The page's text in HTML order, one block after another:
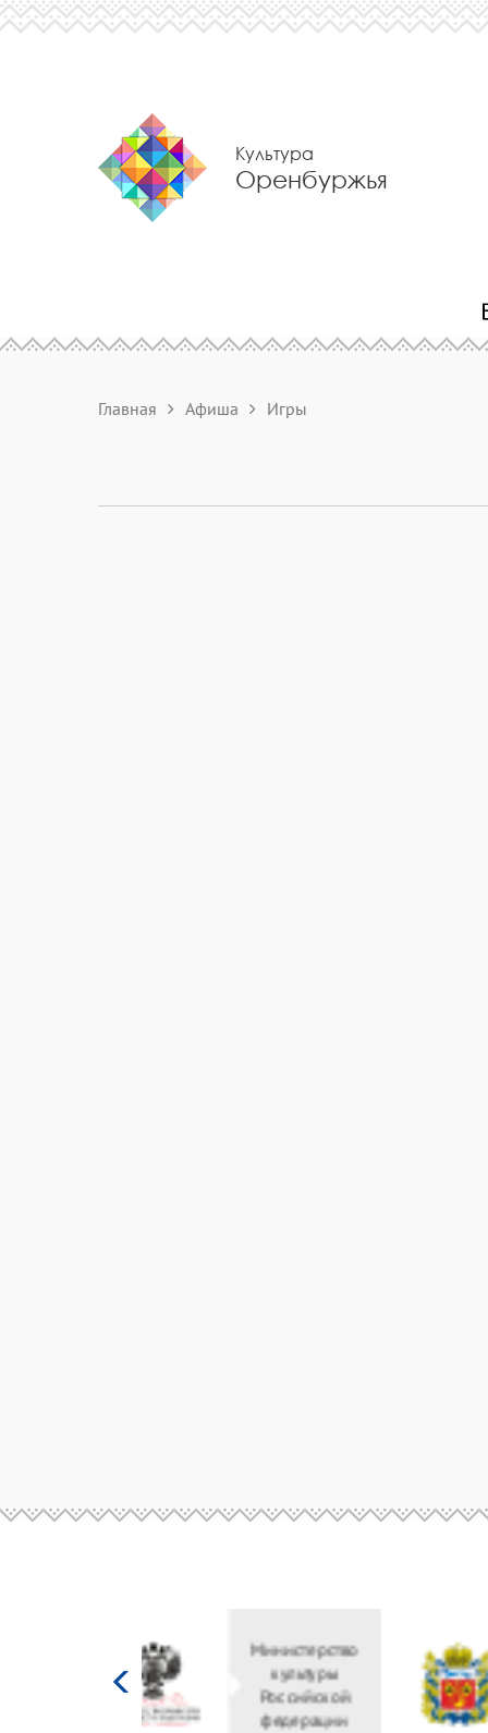
Культура
Оренбуржья
Главная Афиша Игры
Министерство
культуры
Российской
федерации